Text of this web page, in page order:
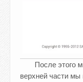
После этого
верхней части